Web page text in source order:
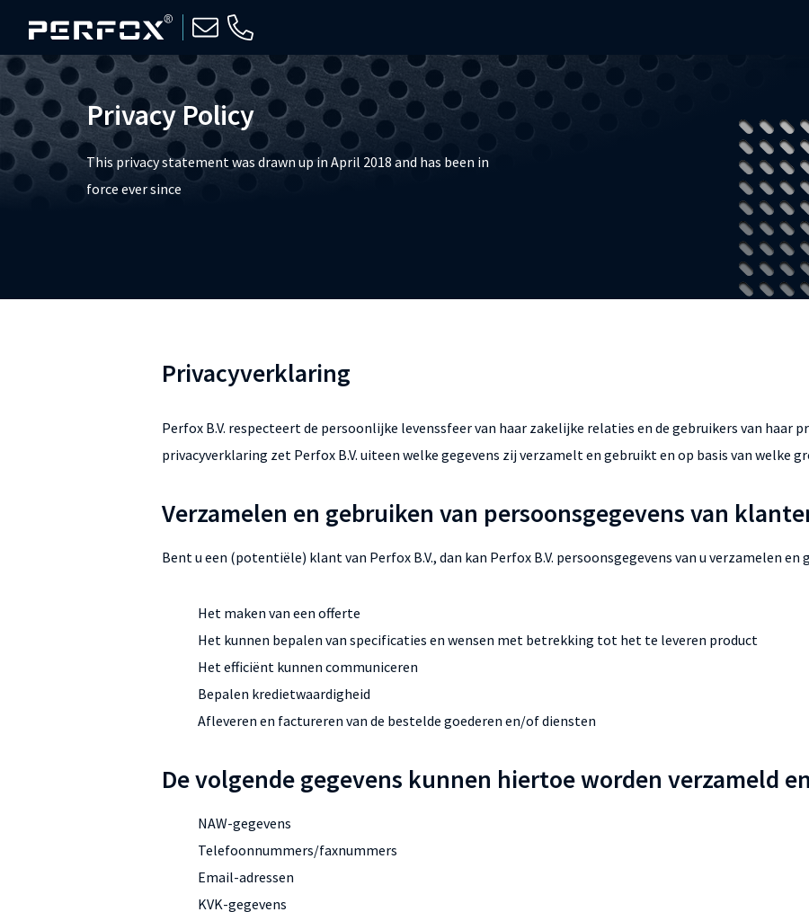
Privacy Policy
This privacy statement was drawn up in April 2018 and has been in
force ever since
Privacyverklaring
Perfox B.V. respecteert de persoonlijke levenssfeer van haar zakelijke relaties en de gebruikers van haar
privacyverklaring zet Perfox B.V. uiteen welke gegevens zij verzamelt en gebruikt en op basis van welke
Verzamelen en gebruiken van persoonsgegevens van
Bent u een (potentiële) klant van Perfox B.V., dan kan Perfox B.V. persoonsgegevens van u verzamelen
Het maken van een offerte
Het kunnen bepalen van specificaties en wensen met betrekking tot het te leveren product
Het efficiënt kunnen communiceren
Bepalen kredietwaardigheid
Afleveren en factureren van de bestelde goederen en/of diensten
De volgende gegevens kunnen hiertoe worden verzameld
NAW-gegevens
Telefoonnummers/faxnummers
Email-adressen
KVK-gegevens